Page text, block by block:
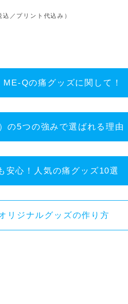
込／プリント代込み）
Qの痛グッズに関して！
の5つの強みで選ばれる理由
安心！人気の痛グッズ10選
リジナルグッズの作り方